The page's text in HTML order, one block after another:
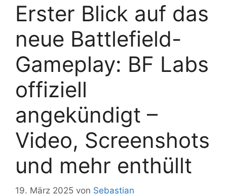
Erster Blick auf das
neue Battlefield-
Gameplay: BF Labs
offiziell
angekündigt –
Video, Screenshots
und mehr enthüllt
19. März 2025 von Sebastian